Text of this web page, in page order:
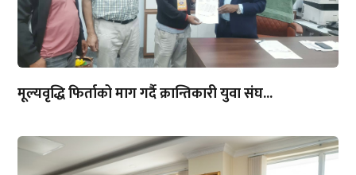
मूल्यवृद्धि फिर्ताको माग गर्दै क्रान्तिकारी युवा संघ...